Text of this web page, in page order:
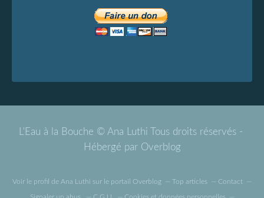
L'Eau à la Bouche © Ana Luthi Tous droits réservés -
Hébergé par Overblog
Voir le profil de Ana Luthi sur le portail Overblog Top articles Contact